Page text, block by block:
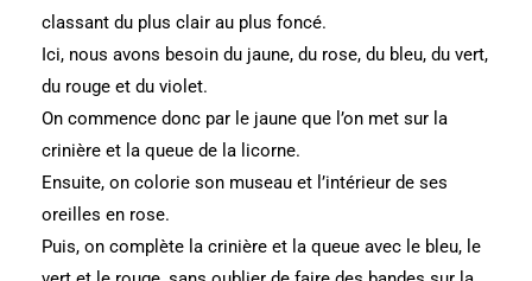
classant du plus clair au plus foncé.
Ici, nous avons besoin du jaune, du rose, du bleu, du vert,
du rouge et du violet.
On commence donc par le jaune que l’on met sur la
crinière et la queue de la licorne.
Ensuite, on colorie son museau et l’intérieur de ses
oreilles en rose.
Puis, on complète la crinière et la queue avec le bleu, le